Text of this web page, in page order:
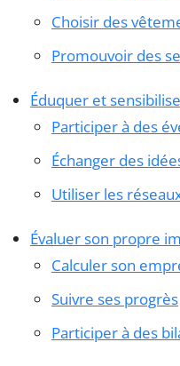
Choisir des
Promouvoir des
Éduquer et
Participer à des
Échanger des
Utiliser les
Évaluer son propre
Calculer son
Suivre ses progrès
Participer à des